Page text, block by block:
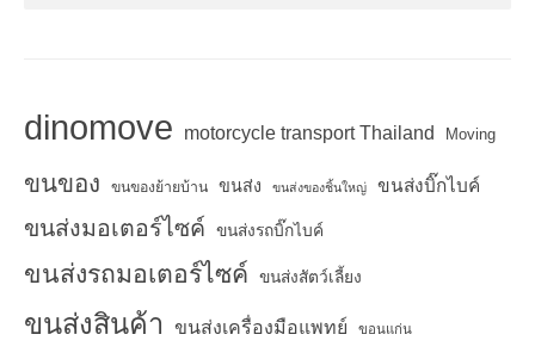
dinomove motorcycle transport Thailand Moving
ขนของ ขนของย้ายบ้าน ขนส่ง ขนส่งของชิ้นใหญ่ ขนส่งบิ๊กไบค์
ขนส่งมอเตอร์ไซค์ ขนส่งรถบิ๊กไบค์
ขนส่งรถมอเตอร์ไซค์ ขนส่งสัตว์เลี้ยง
ขนส่งสินค้า ขนส่งเครื่องมือแพทย์ ขอนแก่น